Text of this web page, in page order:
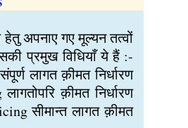
हेतु अपनाए गए मूल्यन तत्वों
प्रमुख विधियाँ ये हैं :-
लागत क़ीमत निर्धारण
क़ीमत निर्धारण
सीमान्त लागत क़ीमत